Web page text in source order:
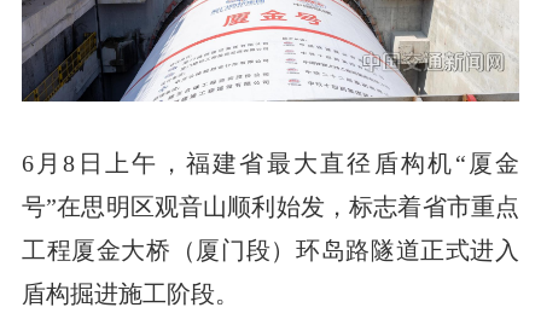
6月8日上午，福建省最大直径盾构机“厦金
号”在思明区观音山顺利始发，标志着省市重点
工程厦金大桥（厦门段）环岛路隧道正式进入
盾构掘进施工阶段。